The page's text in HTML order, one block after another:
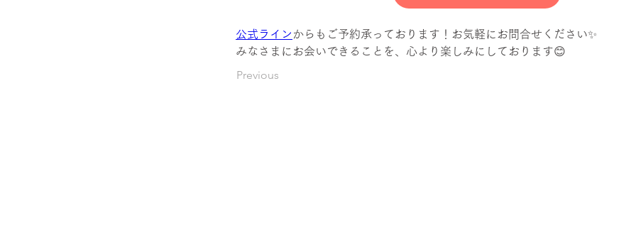
公式ライン からもご予約承っております！お気軽にお問合せください✨
みなさまにお会いできることを、心より楽しみにしております😊
Previous